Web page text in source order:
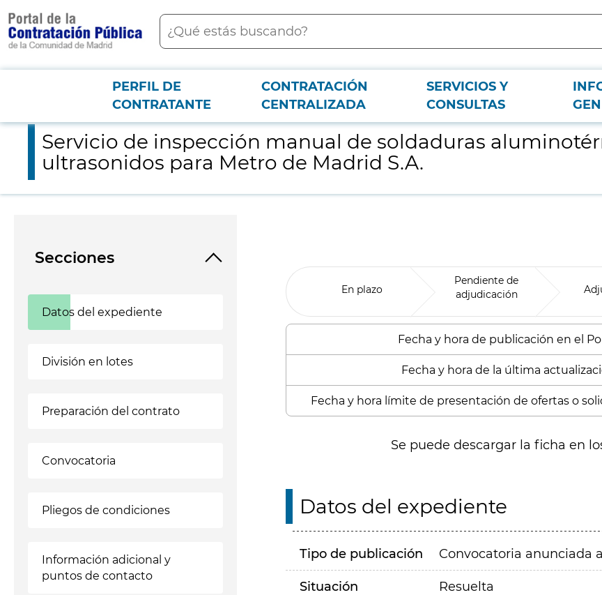
contenido
principal
Buscar
Menú PCON
PERFIL DE
CONTRATANTE
CONTRATACIÓN
CENTRALIZADA
SERVICIOS Y
CONSULTAS
Servicio de inspección manual de soldaduras aluminotérmicas mediante ultrasonidos para Metro de Madrid S.A.
Servicio de inspección manual de soldaduras
ultrasonidos para Metro de Madrid S.A.
Secciones
Datos del expediente
División en lotes
Preparación del contrato
Convocatoria
Pliegos de condiciones
Información adicional y
puntos de contacto
En plazo
Pendiente de
adjudicación
Fecha y hora de publicación en el
Fecha y hora de la última
Fecha y hora límite de presentación de ofertas o
Se puede descargar la ficha en
Datos del expediente
Tipo de publicación Convocatoria anunciada
Situación Resuelta